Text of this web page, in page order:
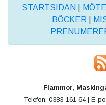
STARTSIDAN
BÖCKER
Flammor,
Telefon: 0383-161 64 | E-